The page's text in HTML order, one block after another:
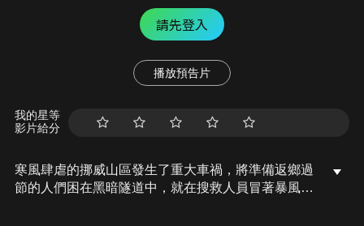
請先登入
播放預告片
我的星等
影片給分
寒風肆虐的挪威山區發生了重大車禍，將準備返鄉過
節的人們困在黑暗隧道中，就在搜救人員冒著暴風雪